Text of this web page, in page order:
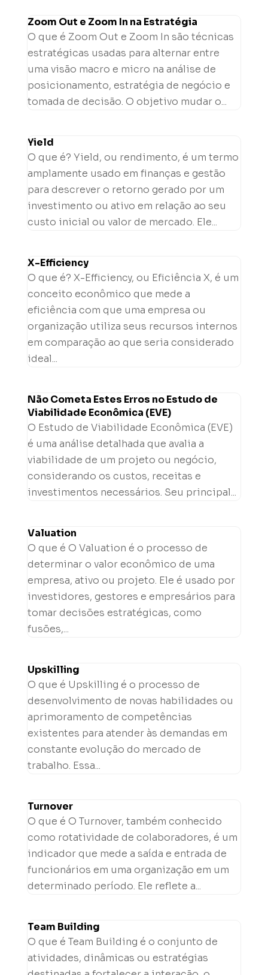
Zoom Out e Zoom In na Estratégia
O que é Zoom Out e Zoom In são técnicas
estratégicas usadas para alternar entre
uma visão macro e micro na análise de
posicionamento, estratégia de negócio e
tomada de decisão. O objetivo mudar o...
Yield
O que é? Yield, ou rendimento, é um termo
amplamente usado em finanças e gestão
para descrever o retorno gerado por um
investimento ou ativo em relação ao seu
custo inicial ou valor de mercado. Ele...
X-Efficiency
O que é? X-Efficiency, ou Eficiência X, é um
conceito econômico que mede a
eficiência com que uma empresa ou
organização utiliza seus recursos internos
em comparação ao que seria considerado
ideal...
Não Cometa Estes Erros no Estudo de
Viabilidade Econômica (EVE)
O Estudo de Viabilidade Econômica (EVE)
é uma análise detalhada que avalia a
viabilidade de um projeto ou negócio,
considerando os custos, receitas e
investimentos necessários. Seu principal...
Valuation
O que é O Valuation é o processo de
determinar o valor econômico de uma
empresa, ativo ou projeto. Ele é usado por
investidores, gestores e empresários para
tomar decisões estratégicas, como
fusões,...
Upskilling
O que é Upskilling é o processo de
desenvolvimento de novas habilidades ou
aprimoramento de competências
existentes para atender às demandas em
constante evolução do mercado de
trabalho. Essa...
Turnover
O que é O Turnover, também conhecido
como rotatividade de colaboradores, é um
indicador que mede a saída e entrada de
funcionários em uma organização em um
determinado período. Ele reflete a...
Team Building
O que é Team Building é o conjunto de
atividades, dinâmicas ou estratégias